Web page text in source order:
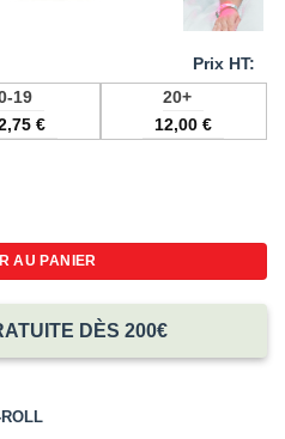
19
€
20+
12,00€
pour hôpital – 100 pièces en rouleau
AU PANIER
DÈS 200€